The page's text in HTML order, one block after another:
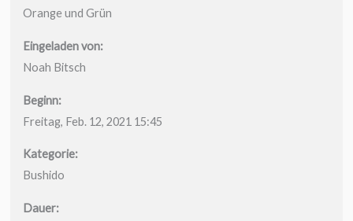
Orange und Grün
Eingeladen von:
Noah Bitsch
Beginn:
Freitag, Feb. 12, 2021 15:45
Kategorie:
Bushido
Dauer: